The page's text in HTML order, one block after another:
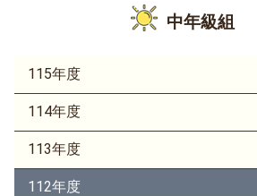
中年級組
115年度
114年度
113年度
112年度